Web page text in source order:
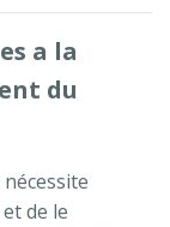
a la
du
de le